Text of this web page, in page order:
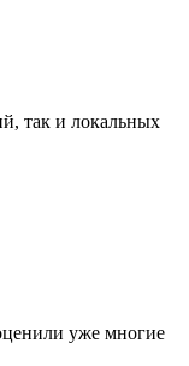
так и локальных
уже многие